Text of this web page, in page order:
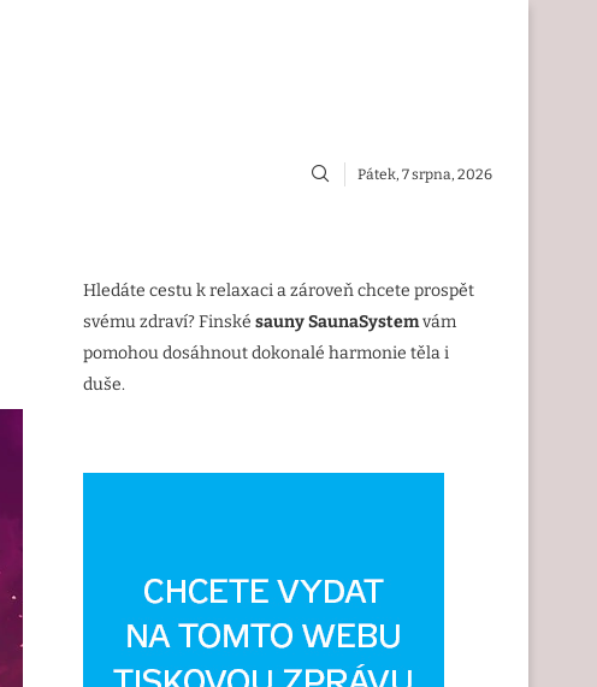
Pátek, 7 srpna, 2026
Hledáte cestu k relaxaci a zároveň chcete prospět
svému zdraví? Finské sauny SaunaSystemvám
pomohou dosáhnout dokonalé harmonie těla i
duše.